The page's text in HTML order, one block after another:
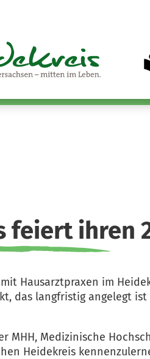
ihren
Hausarztpraxen im
das langfristig angelegt
Medizinische
Heidekreis